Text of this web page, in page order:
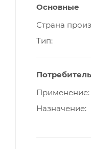
Основные
Страна
Тип
Применение
Назначение